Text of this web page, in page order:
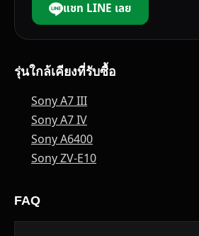
แชท LINE เลย
รุ่นใกล้เคียงที่รับซื้อ
Sony A7 III
Sony A7 IV
Sony A6400
Sony ZV-E10
FAQ